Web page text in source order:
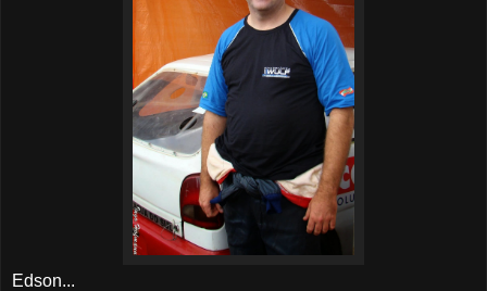
Edson...